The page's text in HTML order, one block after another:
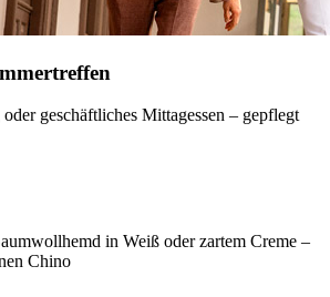
geschäftliches Mittagessen – gepflegt
in Weiß oder zartem Creme –
Chino